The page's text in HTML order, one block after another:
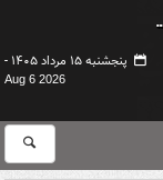
پنجشنبه ۱۵ مرداد ۱۴۰۵ -
Aug 6 2026